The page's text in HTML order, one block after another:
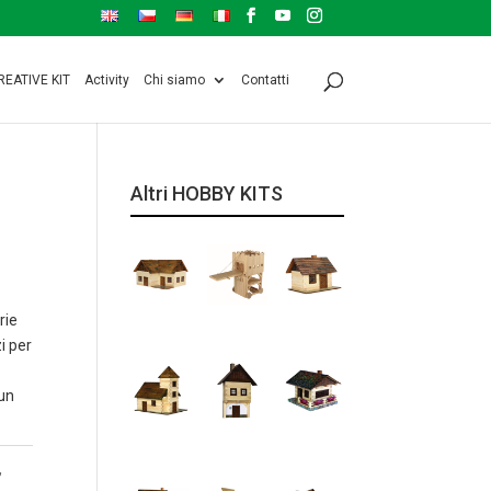
KIT Activity Chi siamo Contatti
per
,
Altri HOBBY KITS